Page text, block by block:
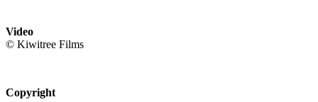
Video
© Kiwitree Films
Copyright